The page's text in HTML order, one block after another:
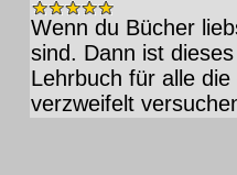
Wenn du Bücher
sind. Dann ist
Lehrbuch für alle
verzweifelt